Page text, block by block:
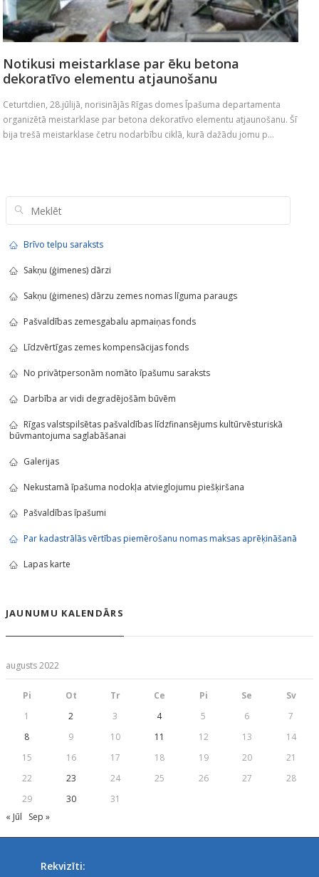
Notikusi meistarklase par ēku betona
dekoratīvo elementu atjaunošanu
Ceturtdien, 28.jūlijā, norisinājās Rīgas domes Īpašuma departamenta
organizētā meistarklase par betona dekoratīvo elementu atjaunošanu. Šī
bija trešā meistarklase četru nodarbību ciklā, kurā dažādu jomu p...
Brīvo telpu saraksts
Sakņu (ģimenes) dārzi
Sakņu (ģimenes) dārzu zemes nomas līguma paraugs
Pašvaldības zemesgabalu apmaiņas fonds
Līdzvērtīgas zemes kompensācijas fonds
No privātpersonām nomāto īpašumu saraksts
Darbība ar vidi degradējošām būvēm
Rīgas valstspilsētas pašvaldības līdzfinansējums kultūrvēsturiskā
būvmantojuma saglabāšanai
Galerijas
Nekustamā īpašuma nodokļa atvieglojumu piešķiršana
Pašvaldības īpašumi
Par kadastrālās vērtības piemērošanu nomas maksas aprēķināšanā
Lapas karte
JAUNUMU KALENDĀRS
augusts 2022
Pi Ot Tr Ce Pi Se
Sv
1
2 3 4 5 6
7
8
9 10 11 12 13
14
15
16 17 18 19 20
21
22
23 24 25 26 27
28
29
30
31
« Jūl
Sep »
Rekvizīti: